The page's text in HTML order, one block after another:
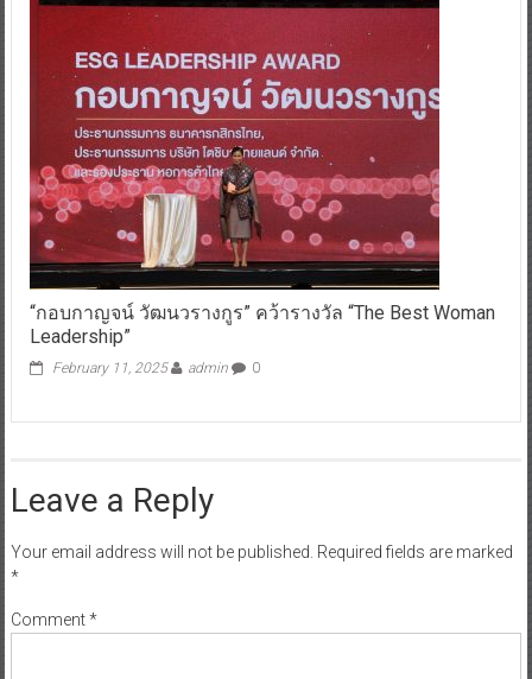
“กอบกาญจน์ วัฒนวรางกูร” คว้ารางวัล “The Best Woman
Leadership”
February 11, 2025 admin 0
Leave a Reply
Your email address will not be published. Required fields are marked
*
Comment*